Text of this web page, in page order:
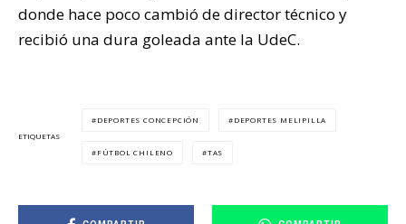
donde hace poco cambió de director técnico y
recibió una dura goleada ante la UdeC.
ETIQUETAS
DEPORTES CONCEPCIÓN DEPORTES MELIPILLA
FÚTBOL CHILENO TAS